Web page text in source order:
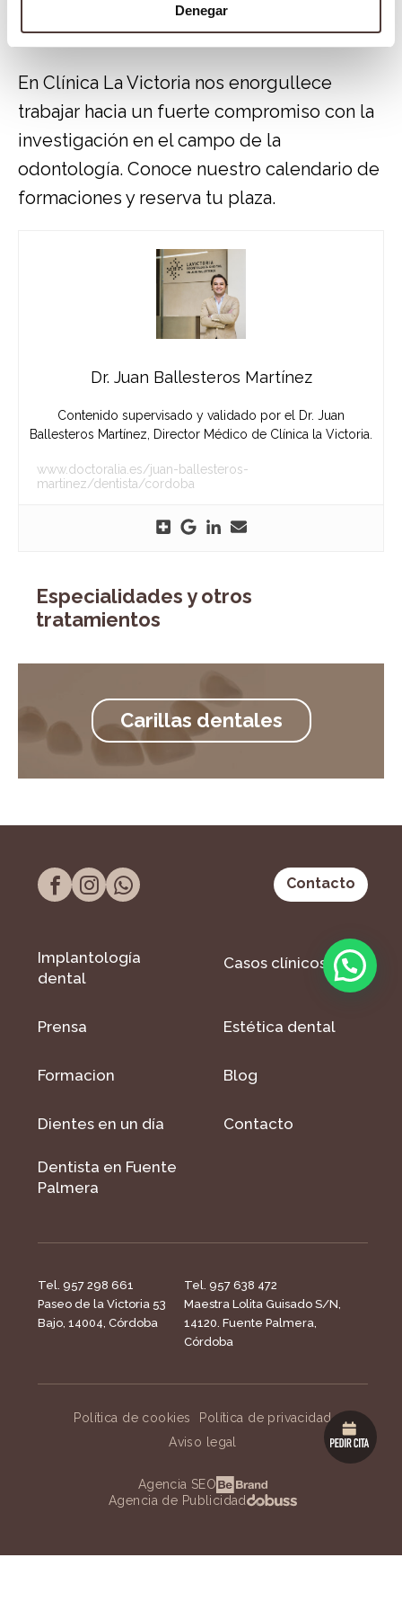
Denegar
su experiencia en el campo de la
odontología.
En Clínica La Victoria nos enorgullece
trabajar hacia un fuerte compromiso con la
investigación en el campo de la
odontología. Conoce nuestro calendario de
formaciones y reserva tu plaza.
Dr. Juan Ballesteros Martínez
Contenido supervisado y validado por el Dr. Juan
Ballesteros Martínez, Director Médico de Clínica la Victoria.
www.doctoralia.es/juan-ballesteros-
martinez/dentista/cordoba
Especialidades y otros
tratamientos
Carillas dentales
Contacto
Implantología
dental
Casos clínicos
Prensa Estética dental
Formacion Blog
Dientes en un día Contacto
Dentista en Fuente
Palmera
Tel. 957 298 661
Paseo de la Victoria 53
Bajo, 14004, Córdoba
Tel. 957 638 472
Maestra Lolita Guisado S/N,
14120. Fuente Palmera,
Córdoba
Política de cookies
Política de privacidad
Aviso legal
Agencia SEO
Agencia de Publicidad